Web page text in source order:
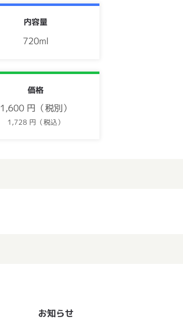
内容量
720ml
価格
1,600 円（税別）
1,728 円（税込）
お知らせ